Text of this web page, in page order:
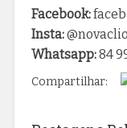
Facebook:
Insta:
Whatsapp:84
Compartilhar: